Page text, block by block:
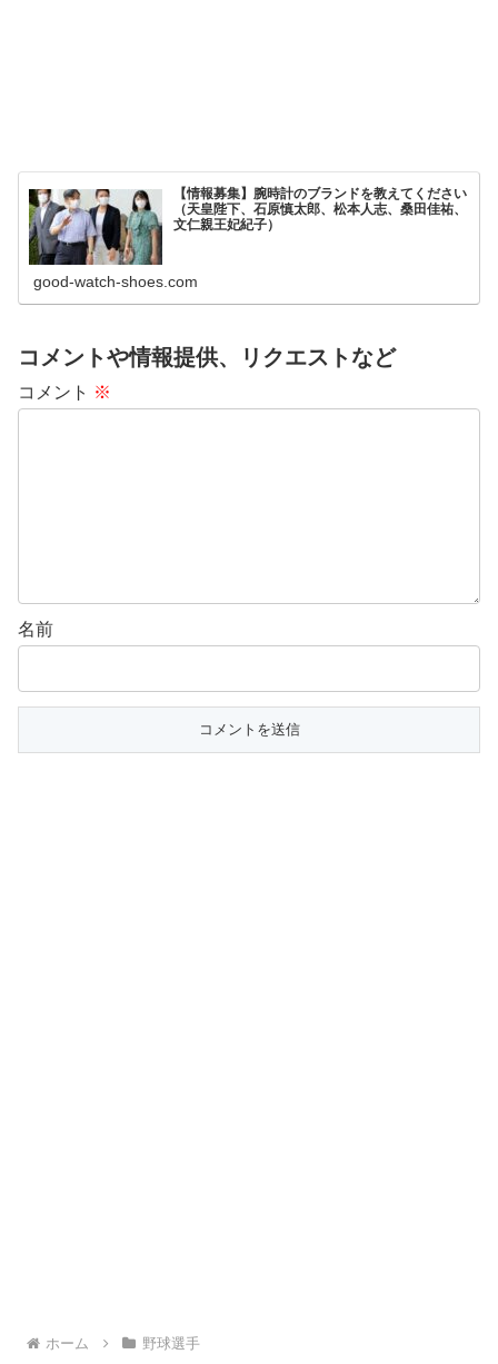
【情報募集】腕時計のブランドを教えてください
（天皇陛下、石原慎太郎、松本人志、桑田佳祐、
文仁親王妃紀子）
good-watch-shoes.com
コメントや情報提供、リクエストなど
コメント ※
名前
ホーム 野球選手